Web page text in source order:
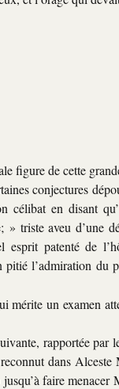
figure de cette
conjectures
célibat en disant
» triste aveu d’une
esprit patenté de
pitié l’admiration du
mérite un examen
rapportée
dans
faire